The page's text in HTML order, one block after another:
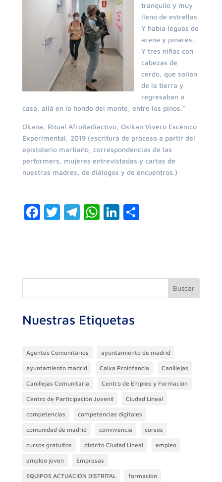
tranquilo y muy
lleno de estrellas.
Y había leguas de
arena y pinares.
Y tres niñas con
cabezas de
cerdo, que salían
de la tierra y
regresaban a
casa, allá en lo hondo del monte, entre los pinos.”
Okana, Ritual AfroRadiactivo, Osikan Vivero Escénico
Experimental, 2019 (escritura de proceso a partir del
epistolario martiano, correspondencias de las
performers, mujeres entrevistadas y cartas de
nuestras madres, de diálogos y de encuentros.)
F
b
k
T T
a
W
A
Li
dI
C
ar
Buscar
Nuestras Etiquetas
Agentes Comunitarios ayuntamiento de madrid
ayuntamiento madrid Caixa Proinfancia Canillejas
Canillejas Comunitaria Centro de Empleo y Formación
Centro de Participación Juvenil Ciudad Lineal
competencias competencias digitales
comunidad de madrid convivencia cursos
cursos gratuitos distrito Ciudad Lineal empleo
empleo joven Empresas
EQUIPOS ACTUACIÓN DISTRITAL formacion